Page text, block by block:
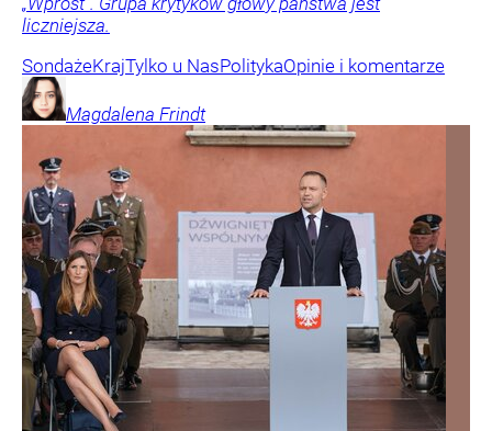
liczniejsza.
SondażeKrajTylko u NasPolitykaOpinie i komentarze
Magdalena Frindt